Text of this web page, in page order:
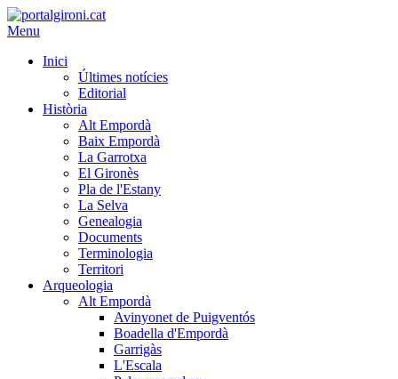
Menu
Inici
Últimes notícies
Editorial
Història
Alt Empordà
Baix Empordà
La Garrotxa
El Gironès
Pla de l'Estany
La Selva
Genealogia
Documents
Terminologia
Territori
Arqueologia
Alt Empordà
Avinyonet de Puigventós
Boadella d'Empordà
Garrigàs
L'Escala